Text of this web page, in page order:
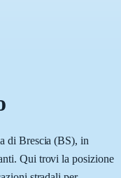
di Brescia (BS), in
Qui trovi la posizione